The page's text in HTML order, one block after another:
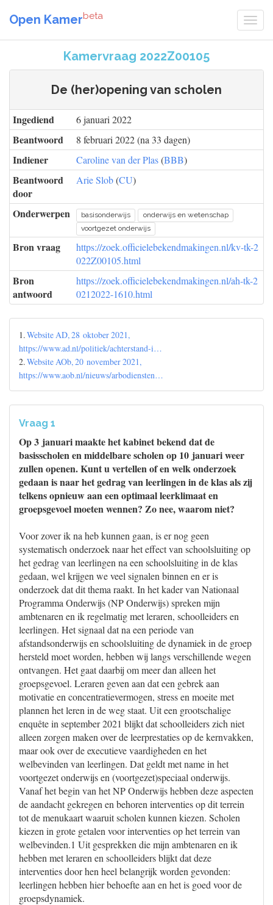
Open Kamerbeta
Kamervraag 2022Z00105
De (her)opening van scholen
Ingediend 6 januari 2022
Beantwoord 8 februari 2022 (na 33 dagen)
Indiener Caroline van der Plas(BBB)
Beantwoord
door
Arie Slob(CU)
Onderwerpen basisonderwijs
onderwijs en wetenschap
voortgezet onderwijs
Bron vraag
https://zoek.officielebekendmakingen.nl/kv-tk-2
022Z00105.html
Bron
antwoord
https://zoek.officielebekendmakingen.nl/ah-tk-2
0212022-1610.html
1.Website AD, 28 oktober 2021,
https://www.ad.nl/politiek/achterstand-i…
2.Website AOb, 20 november 2021,
https://www.aob.nl/nieuws/arbodiensten…
Vraag 1
Op 3 januari maakte het kabinet bekend dat de
basisscholen en middelbare scholen op 10 januari weer
zullen openen. Kunt u vertellen of en welk onderzoek
gedaan is naar het gedrag van leerlingen in de klas als zij
telkens opnieuw aan een optimaal leerklimaat en
groepsgevoel moeten wennen? Zo nee, waarom niet?
Voor zover ik na heb kunnen gaan, is er nog geen
systematisch onderzoek naar het effect van schoolsluiting op
het gedrag van leerlingen na een schoolsluiting in de klas
gedaan, wel krijgen we veel signalen binnen en er is
onderzoek dat dit thema raakt. In het kader van Nationaal
Programma Onderwijs (NP Onderwijs) spreken mijn
ambtenaren en ik regelmatig met leraren, schoolleiders en
leerlingen. Het signaal dat na een periode van
afstandsonderwijs en schoolsluiting de dynamiek in de groep
hersteld moet worden, hebben wij langs verschillende wegen
ontvangen. Het gaat daarbij om meer dan alleen het
groepsgevoel. Leraren geven aan dat een gebrek aan
motivatie en concentratievermogen, stress en moeite met
plannen het leren in de weg staat. Uit een grootschalige
enquête in september 2021 blijkt dat schoolleiders zich niet
alleen zorgen maken over de leerprestaties op de kernvakken,
maar ook over de executieve vaardigheden en het
welbevinden van leerlingen. Dat geldt met name in het
voortgezet onderwijs en (voortgezet)speciaal onderwijs.
Vanaf het begin van het NP Onderwijs hebben deze aspecten
de aandacht gekregen en behoren interventies op dit terrein
tot de menukaart waaruit scholen kunnen kiezen. Scholen
kiezen in grote getalen voor interventies op het terrein van
welbevinden.1 Uit gesprekken die mijn ambtenaren en ik
hebben met leraren en schoolleiders blijkt dat deze
interventies door hen heel belangrijk worden gevonden:
leerlingen hebben hier behoefte aan en het is goed voor de
groepsdynamiek.